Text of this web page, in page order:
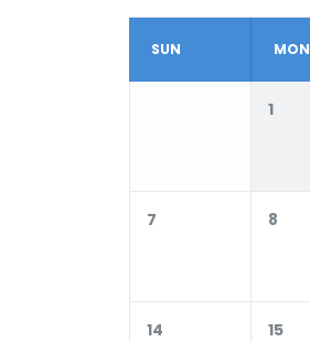
SUN MON
1
7 8
14 15